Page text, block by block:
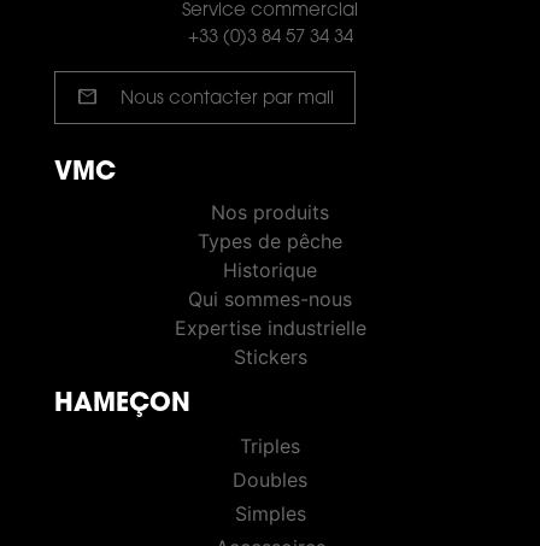
Service commercial
+33 (0)3 84 57 34 34
mail Nous contacter par mail
VMC
Nos produits
Types de pêche
Historique
Qui sommes-nous
Expertise industrielle
Stickers
HAMEÇON
Triples
Doubles
Simples